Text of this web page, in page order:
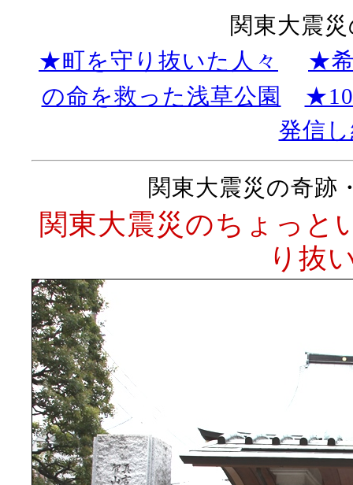
関東大震
★町を守り抜いた人々
★
の命を救った浅草公園
発信
関東大震災の奇跡
関東大震災のちょっと
り抜